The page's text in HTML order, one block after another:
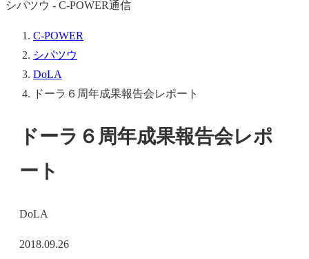
シパツウ - C-POWER通信
C-POWER
シパツウ
DoLA
ドーラ６周年成果報告会レポート
ドーラ６周年成果報告会レポ
ート
DoLA
2018.09.26